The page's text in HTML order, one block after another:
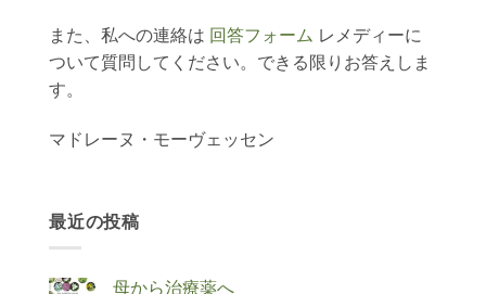
また、私への連絡は 回答フォーム レメディーに
ついて質問してください。できる限りお答えしま
す。
マドレーヌ・モーヴェッセン
最近の投稿
母から治療薬へ